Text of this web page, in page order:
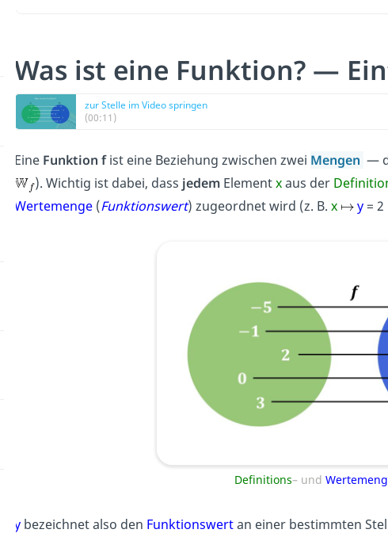
Was ist eine Funktion? —
zur Stelle im Video springen
(00:11)
Eine Funktion fist eine Beziehung zwischen zwei Mengen —
). Wichtig ist dabei, dass jedemElementxaus der
Wertemenge(Funktionswert) zugeordnet wird (z. B. x y= 2
Definitions– und
ybezeichnet also den Funktionswertan einer bestimmten